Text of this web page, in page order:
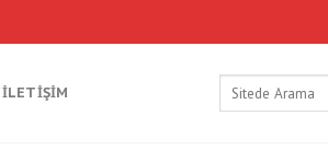
İLETIŞIM
Search